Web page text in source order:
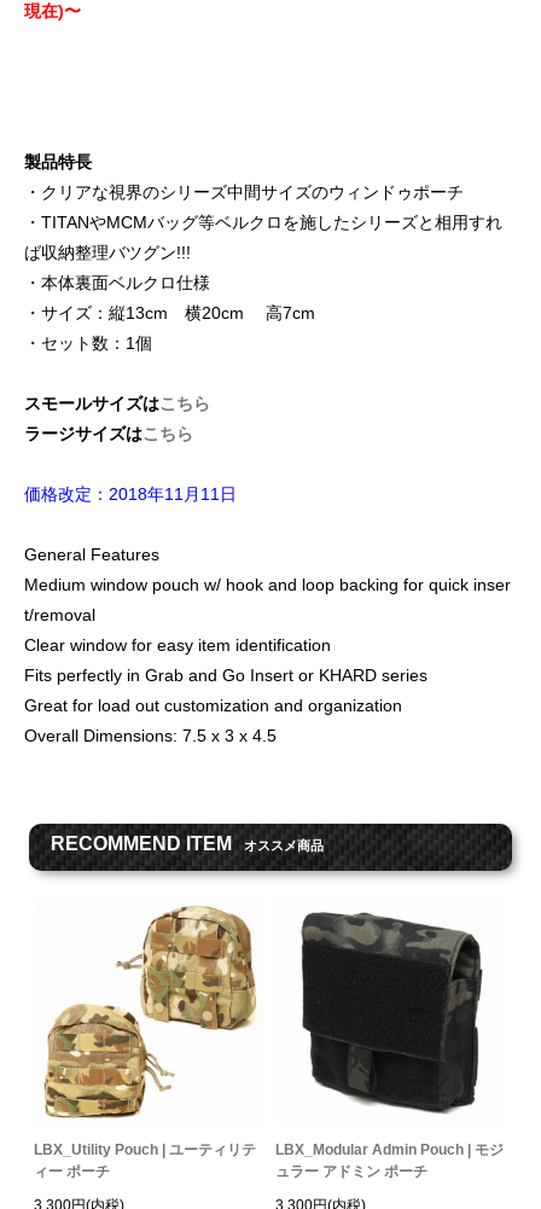
現在)〜
製品特長
・クリアな視界のシリーズ中間サイズのウィンドゥポーチ
・TITANやMCMバッグ等ベルクロを施したシリーズと相用すれ
ば収納整理バツグン!!!
・本体裏面ベルクロ仕様
・サイズ：縦13cm 横20cm 高7cm
・セット数：1個
スモールサイズはこちら
ラージサイズはこちら
価格改定：2018年11月11日
General Features
Medium window pouch w/ hook and loop backing for quick inser
t/removal
Clear window for easy item identification
Fits perfectly in Grab and Go Insert or KHARD series
Great for load out customization and organization
Overall Dimensions: 7.5 x 3 x 4.5
RECOMMEND ITEM オススメ商品
LBX_Utility Pouch | ユーティリテ
ィー ポーチ
LBX_Modular Admin Pouch | モジ
ュラー アドミン ポーチ